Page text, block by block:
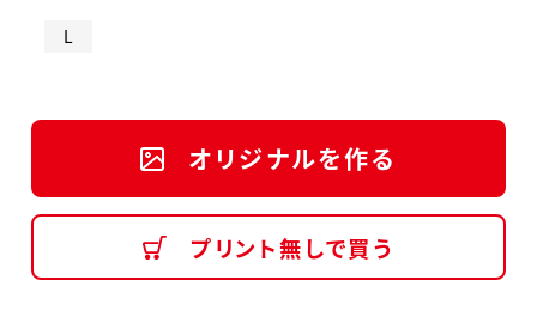
L
オリジナルを作る
プリント無しで買う